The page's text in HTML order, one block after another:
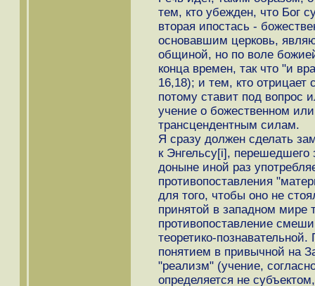
тем, кто убежден, что Бог
вторая ипостась -
основавшим церковь,
общиной, но по воле
конца времен, так что "и
16,18); и тем, кто отрицает
потому ставит под вопрос
учение о божественном
трансцендентным силам.
Я сразу должен сделать
к Энгельсу[i],
доныне иной раз
противопоставления
для того, чтобы оно не
принятой в западном мире
противопоставление
теоретико-
понятием в привычной на
"реализм" (учение,
определяется не